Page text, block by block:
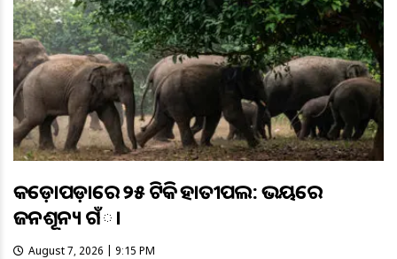
କଡ଼ୋପଡ଼ାରେ ୨୫ ଟିକିଆ ହାତୀପଲ: ଭୟରେ
ଜନଶୂନ୍ୟ ଗଁା
August 7, 2026 | 9:15 PM